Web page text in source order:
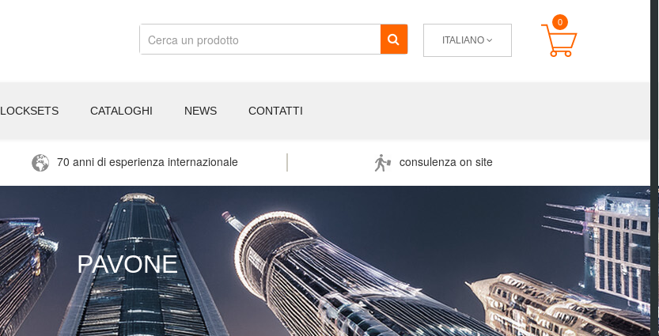
ITALIANO
0
LOCKSETS CATALOGHI NEWS CONTATTI
70 anni di esperienza internazionale consulenza on site
PAVONE